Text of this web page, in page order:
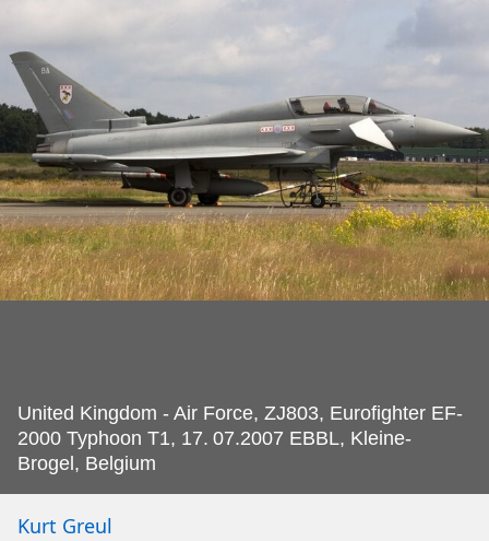
United Kingdom - Air Force, ZJ803, Eurofighter EF-
2000 Typhoon T1, 17. 07.2007 EBBL, Kleine-
Brogel, Belgium
Kurt Greul